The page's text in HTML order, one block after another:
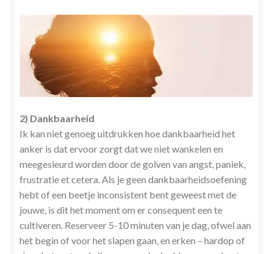
2) Dankbaarheid
Ik kan niet genoeg uitdrukken hoe dankbaarheid het
anker is dat ervoor zorgt dat we niet wankelen en
meegesleurd worden door de golven van angst, paniek,
frustratie et cetera. Als je geen dankbaarheidsoefening
hebt of een beetje inconsistent bent geweest met de
jouwe, is dit het moment om er consequent een te
cultiveren. Reserveer 5-10 minuten van je dag, ofwel aan
het begin of voor het slapen gaan, en erken – hardop of